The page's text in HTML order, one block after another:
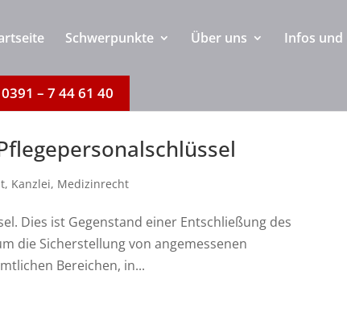
Schwerpunkte Über uns Infos und
0391 – 7 44 61 40
, Kanzlei, Medizinrecht
Dies ist Gegenstand einer Entschließung des
die Sicherstellung von angemessenen
Bereichen, in...